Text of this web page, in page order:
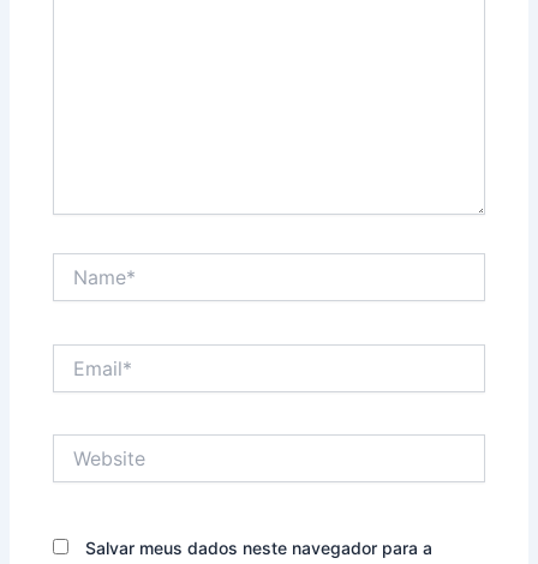
Salvar meus dados neste navegador para a